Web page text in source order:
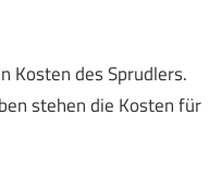
Kosten des Sprudlers.
stehen die Kosten für